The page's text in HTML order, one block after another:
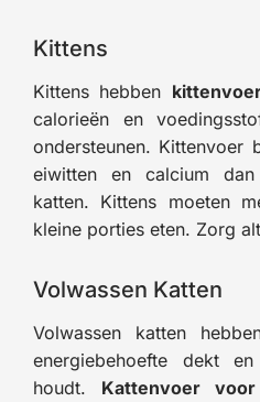
Kittens
Kittens hebben
calorieën en
ondersteunen. Kittenvoer
eiwitten en calcium
katten. Kittens moeten
kleine porties eten. Zorg
Volwassen Katten
Volwassen katten
energiebehoefte dekt
houdt. Kattenvoer